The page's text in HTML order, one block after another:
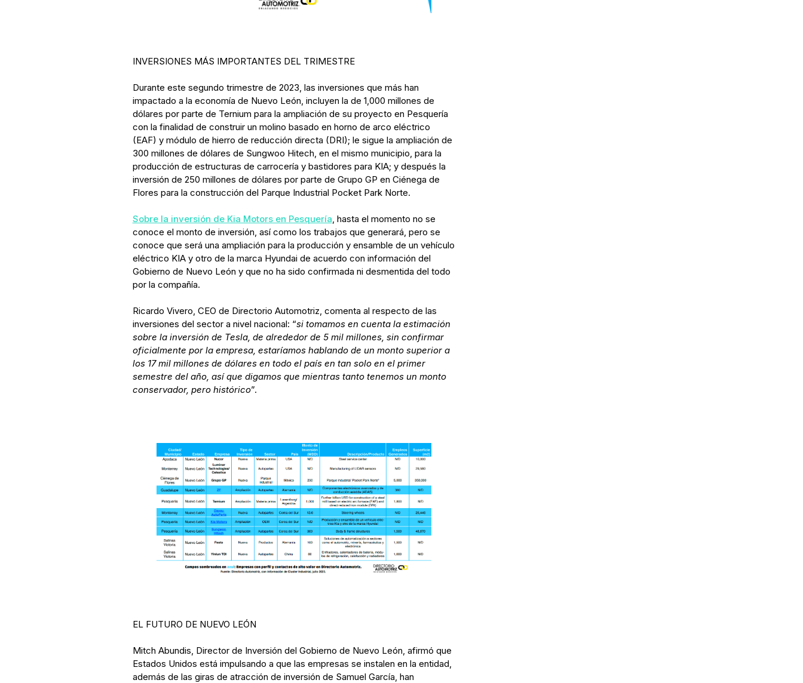
INVERSIONES MÁS IMPORTANTES DEL TRIMESTRE
Durante este segundo trimestre de 2023, las inversiones que más han
impactado a la economía de Nuevo León, incluyen la de 1,000 millones de
dólares por parte de Ternium para la ampliación de su proyecto en Pesquería
con la finalidad de construir un molino basado en horno de arco eléctrico
(EAF) y módulo de hierro de reducción directa (DRI); le sigue la ampliación de
300 millones de dólares de Sungwoo Hitech, en el mismo municipio, para la
producción de estructuras de carrocería y bastidores para KIA; y después la
inversión de 250 millones de dólares por parte de Grupo GP en Ciénega de
Flores para la construcción del Parque Industrial Pocket Park Norte.
Sobre la inversión de Kia Motors en Pesquería , hasta el momento no se
conoce el monto de inversión, así como los trabajos que generará, pero se
conoce que será una ampliación para la producción y ensamble de un vehículo
eléctrico KIA y otro de la marca Hyundai de acuerdo con información del
Gobierno de Nuevo León y que no ha sido confirmada ni desmentida del todo
por la compañía.
Ricardo Vivero, CEO de Directorio Automotriz, comenta al respecto de las
inversiones del sector a nivel nacional: “si tomamos en cuenta la estimación
sobre la inversión de Tesla, de alrededor de 5 mil millones, sin confirmar
oficialmente por la empresa, estaríamos hablando de un monto superior a
los 17 mil millones de dólares en todo el país en tan solo en el primer
semestre del año, así que digamos que mientras tanto tenemos un monto
conservador, pero histórico”.
EL FUTURO DE NUEVO LEÓN
Mitch Abundis, Director de Inversión del Gobierno de Nuevo León, afirmó que
Estados Unidos está impulsando a que las empresas se instalen en la entidad,
además de las giras de atracción de inversión de Samuel García, han